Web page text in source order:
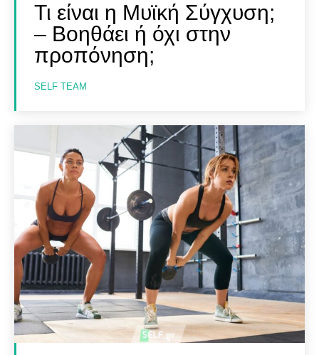
Τι είναι η Μυϊκή Σύγχυση;
– Βοηθάει ή όχι στην
προπόνηση;
SELF TEAM